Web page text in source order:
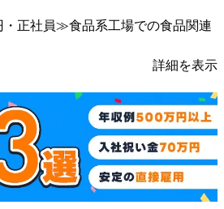
正社員≫食品系工場での食品関連
詳細を表示